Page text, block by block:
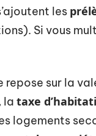
les
Si vous
repose sur la
la taxe
logements